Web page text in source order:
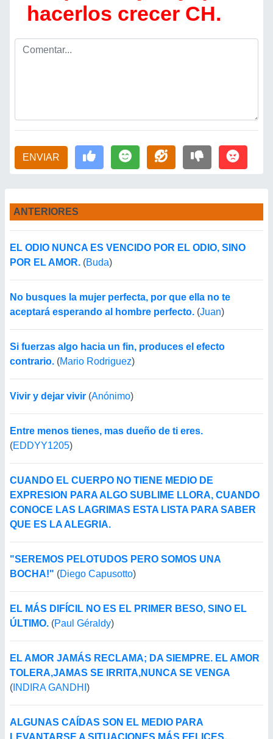
hacerlos crecer CH.
ENVIAR
ANTERIORES
EL ODIO NUNCA ES VENCIDO POR EL ODIO, SINO
POR EL AMOR. (Buda)
No busques la mujer perfecta, por que ella no te
aceptará esperando al hombre perfecto. (Juan)
Si fuerzas algo hacia un fin, produces el efecto
contrario. (Mario Rodriguez)
Vivir y dejar vivir (Anónimo)
Entre menos tienes, mas dueño de ti eres.
(EDDYY1205)
CUANDO EL CUERPO NO TIENE MEDIO DE
EXPRESION PARA ALGO SUBLIME LLORA, CUANDO
CONOCE LAS LAGRIMAS ESTA LISTA PARA SABER
QUE ES LA ALEGRIA.
"SEREMOS PELOTUDOS PERO SOMOS UNA
BOCHA!" (Diego Capusotto)
EL MÁS DIFÍCIL NO ES EL PRIMER BESO, SINO EL
ÚLTIMO. (Paul Géraldy)
EL AMOR JAMÁS RECLAMA; DA SIEMPRE. EL AMOR
TOLERA,JAMAS SE IRRITA,NUNCA SE VENGA
( INDIRA GANDHI )
ALGUNAS CAÍDAS SON EL MEDIO PARA
LEVANTARSE A SITUACIONES MÁS FELICES.